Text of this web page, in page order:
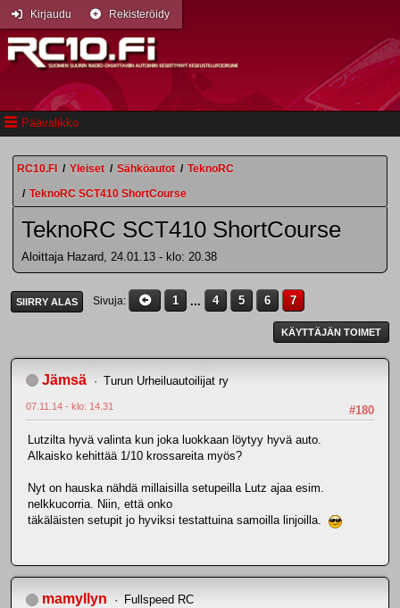
Päävalikko
Kirjaudu Rekisteröidy
RC10.FI / Yleiset / Sähköautot / TeknoRC
/ TeknoRC SCT410 ShortCourse
TeknoRC SCT410 ShortCourse
Aloittaja Hazard, 24.01.13 - klo: 20.38
SIIRRY ALAS Sivuja 1 ... 4 5 6 7
KÄYTTÄJÄN TOIMET
Jämsä Turun Urheiluautoilijat ry
#180
07.11.14 - klo: 14.31
Lutzilta hyvä valinta kun joka luokkaan löytyy hyvä auto.
Alkaisko kehittää 1/10 krossareita myös?
Nyt on hauska nähdä millaisilla setupeilla Lutz ajaa esim.
nelkkucorria. Niin, että onko
täkäläisten setupit jo hyviksi testattuina samoilla linjoilla.
mamyllyn Fullspeed RC